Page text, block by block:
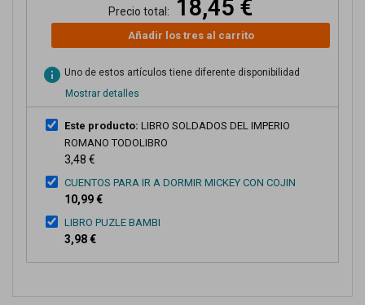
Precio total: 18,45 €
Añadir los tres al carrito
info Uno de estos artículos tiene diferente disponibilidad
Mostrar detalles
Este producto: LIBRO SOLDADOS DEL IMPERIO
ROMANO TODOLIBRO
3,48 €
CUENTOS PARA IR A DORMIR MICKEY CON COJIN
10,99 €
LIBRO PUZLE BAMBI
3,98 €